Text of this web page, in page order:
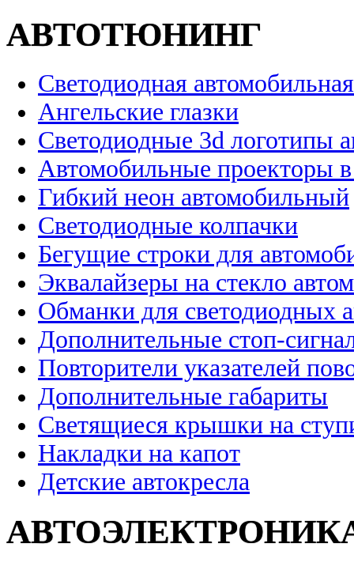
АВТОТЮНИНГ
Светодиодная
Ангельские глазки
Светодиодные 3d логотипы
Автомобильные проекторы
Гибкий неон автомобильный
Светодиодные колпачки
Бегущие строки для
Эквалайзеры на стекло
Обманки для светодиодных
Дополнительные стоп-
Повторители указателей
Дополнительные габариты
Светящиеся крышки на
Накладки на капот
Детские автокресла